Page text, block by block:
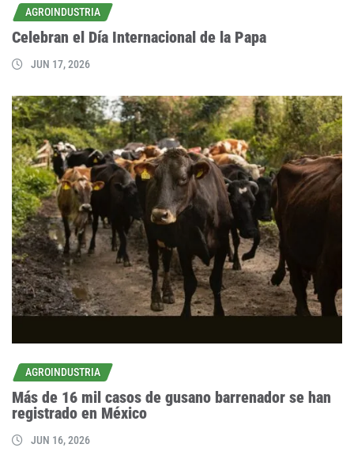
AGROINDUSTRIA
Celebran el Día Internacional de la Papa
JUN 17, 2026
AGROINDUSTRIA
Más de 16 mil casos de gusano barrenador se han
registrado en México
JUN 16, 2026